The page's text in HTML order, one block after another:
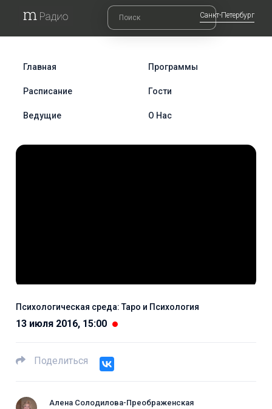
Санкт-Петербург
Главная Программы
Расписание Гости
Ведущие О Нас
Психологическая среда: Таро и Психология
13 июля 2016, 15:00
Поделиться
Алена Солодилова-Преображенская